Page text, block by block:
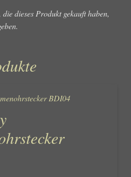
dieses Produkt gekauft haben,